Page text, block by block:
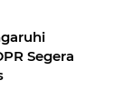
Segera